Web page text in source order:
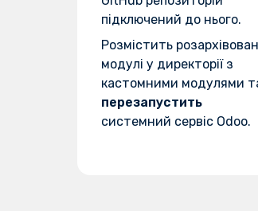
підключений до нього.
Розмістить
модулі у директорії з
кастомними модулями
перезапустить
системний сервіс Odoo.